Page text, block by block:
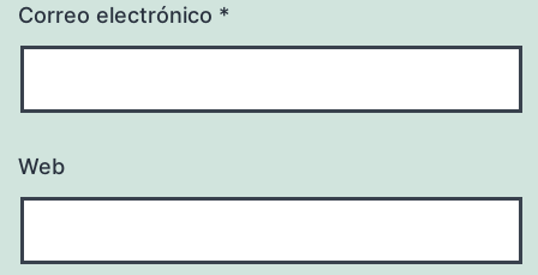
Correo electrónico *
Web